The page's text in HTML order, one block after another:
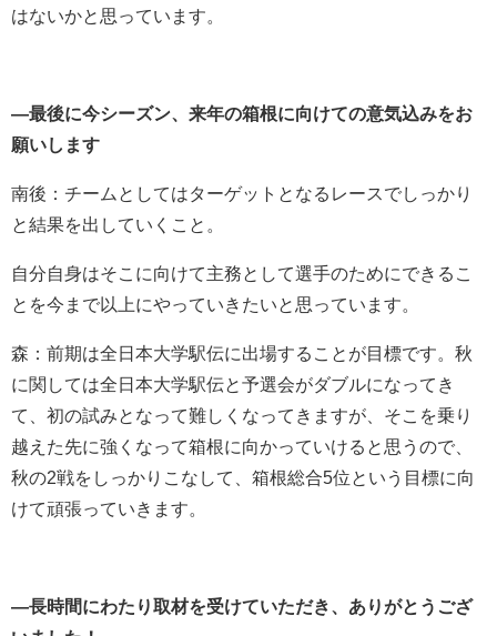
はないかと思っています。
―最後に今シーズン、来年の箱根に向けての意気込みをお
願いします
南後：チームとしてはターゲットとなるレースでしっかり
と結果を出していくこと。
自分自身はそこに向けて主務として選手のためにできるこ
とを今まで以上にやっていきたいと思っています。
森：前期は全日本大学駅伝に出場することが目標です。秋
に関しては全日本大学駅伝と予選会がダブルになってき
て、初の試みとなって難しくなってきますが、そこを乗り
越えた先に強くなって箱根に向かっていけると思うので、
秋の2戦をしっかりこなして、箱根総合5位という目標に向
けて頑張っていきます。
―長時間にわたり取材を受けていただき、ありがとうござ